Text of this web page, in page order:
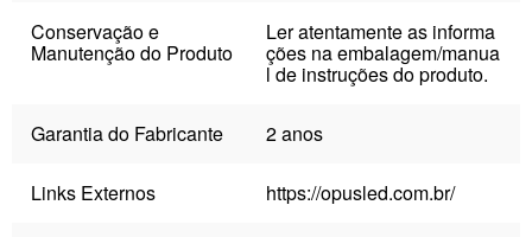
Conservação e
Manutenção do Produto
Ler atentamente as informa
ções na embalagem/manua
l de instruções do produto.
Garantia do Fabricante 2 anos
Links Externos https://opusled.com.br/